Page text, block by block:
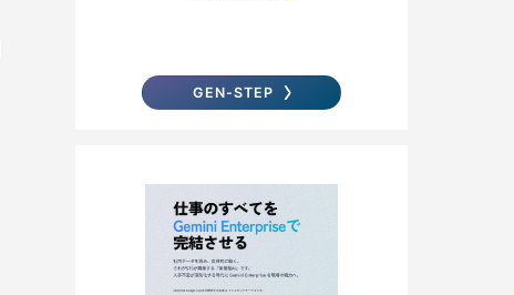
GEN-STEP